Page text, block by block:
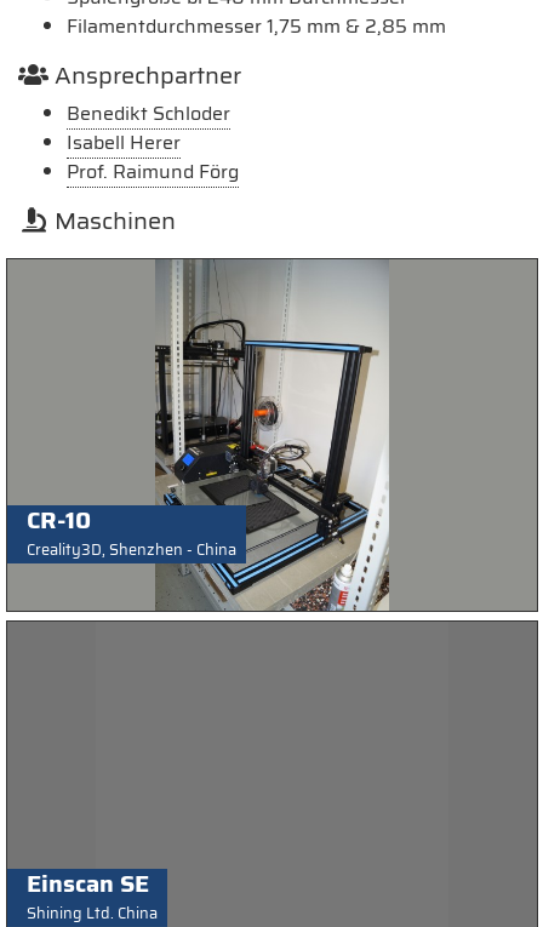
Filamentdurchmesser 1,75 mm & 2,85 mm
Ansprechpartner
Benedikt Schloder
Isabell Herer
Prof. Raimund Förg
Maschinen
CR-10
Creality3D, Shenzhen - China
Einscan SE
Shining Ltd. China